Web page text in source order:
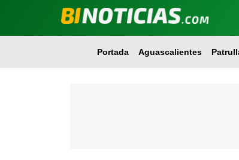
Portada Aguascalientes